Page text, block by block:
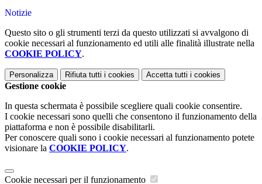
Notizie
Questo sito o gli strumenti terzi da questo utilizzati si avvalgono di
cookie necessari al funzionamento ed utili alle finalità illustrate nella
COOKIE POLICY.
Personalizza Rifiuta tutti i cookies Accetta tutti i cookies
Gestione cookie
In questa schermata è possibile scegliere quali cookie consentire.
I cookie necessari sono quelli che consentono il funzionamento della
piattaforma e non è possibile disabilitarli.
Per conoscere quali sono i cookie necessari al funzionamento potete
visionare la COOKIE POLICY.
Cookie necessari per il funzionamento